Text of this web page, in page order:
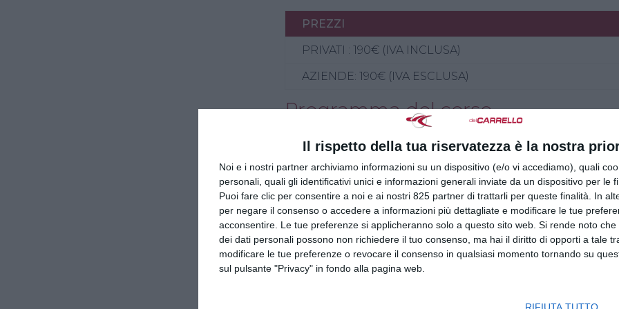
Il rispetto della tua riservatezza è la nostra
Noi e i nostri partner archiviamo informazioni su un dispositivo (e/o vi accediamo), quali
personali, quali gli identificativi unici e informazioni generali inviate da un dispositivo per le
Puoi fare clic per consentire a noi e ai nostri 825 partner di trattarli per queste finalità. In
per negare il consenso o accedere a informazioni più dettagliate e modificare le tue
acconsentire. Le tue preferenze si applicheranno solo a questo sito web. Si rende noto
dei dati personali possono non richiedere il tuo consenso, ma hai il diritto di opporti a tale
modificare le tue preferenze o revocare il consenso in qualsiasi momento tornando su
sul pulsante "Privacy" in fondo alla pagina web.
PREZZI
PRIVATI : 190€ (IVA INCLUSA)
AZIENDE: 190€ (IVA ESCLUSA)
Programma del corso
Modulo Giuridico (1h)
Presentazione del corso. Cenni di normativa
con particolare riferimento alle disposizioni di legge
(D.Lgs. n.81/2008). Responsabilità dell’operatore
Modulo Tecnico (7h)
• Tipologie e caratteristiche dei vari tipi di veicoli
ai carrelli elevatori frontali a contrappeso.
• Principali rischi connessi all’impiego di carrelli
ribaltamento, urti delle persone con il carico o con